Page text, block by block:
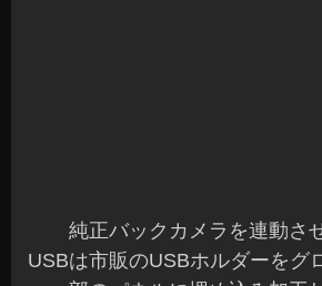
純正バックカメラを連動さ
USBは市販のUSBホルダーをグ